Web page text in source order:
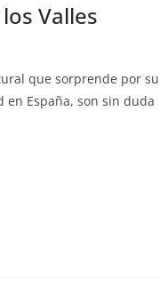
Valles
que sorprende por su
en España, son sin duda